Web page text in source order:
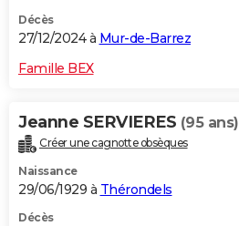
Décès
27/12/2024 à Mur-de-Barrez
Famille BEX
Jeanne SERVIERES (95 ans)
Créer une cagnotte obsèques
Naissance
29/06/1929 à Thérondels
Décès